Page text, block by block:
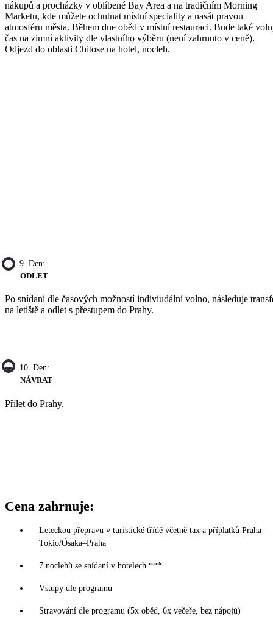
nákupů a procházky v oblíbené Bay Area a na tradičním Morning
Marketu, kde můžete ochutnat místní speciality a nasát pravou
atmosféru města. Během dne oběd v místní restauraci. Bude také
čas na zimní aktivity dle vlastního výběru (není zahrnuto v ceně).
Odjezd do oblasti Chitose na hotel, nocleh.
9. Den:
ODLET
Po snídani dle časových možností indiviudální volno, následuje
na letiště a odlet s přestupem do Prahy.
10. Den:
NÁVRAT
Přílet do Prahy.
Cena zahrnuje:
Leteckou přepravu v turistické třídě včetně tax a příplatků Praha–
Tokio/Ósaka–Praha
7 noclehů se snídaní v hotelech ***
Vstupy dle programu
Stravování dle programu (5x oběd, 6x večeře, bez nápojů)